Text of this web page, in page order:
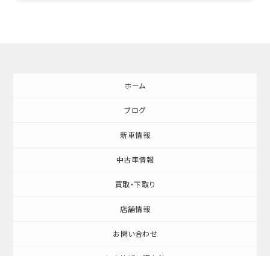
ホーム
ブログ
新車情報
中古車情報
買取・下取り
店舗情報
お問い合わせ